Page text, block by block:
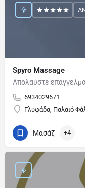
Spyro Massage
6934029671
Γλυφάδα, Παλαιό
Μασάζ +4